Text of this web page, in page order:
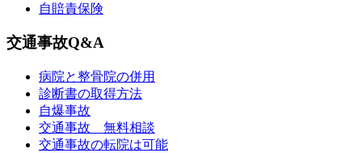
自賠責保険
交通事故Q&A
病院と整骨院の併用
診断書の取得方法
自爆事故
交通事故 無料相談
交通事故の転院は可能